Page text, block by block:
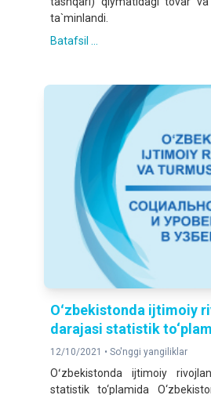
ta`minlandi.
Batafsil ...
Oʻzbekistonda ijtimoiy
darajasi statistik
12/10/2021 • So'nggi yangiliklar
Oʻzbekistonda ijtimoiy
statistik to‘plamida